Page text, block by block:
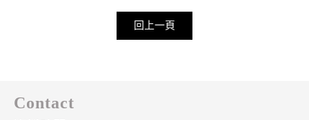
回上一頁
Contact